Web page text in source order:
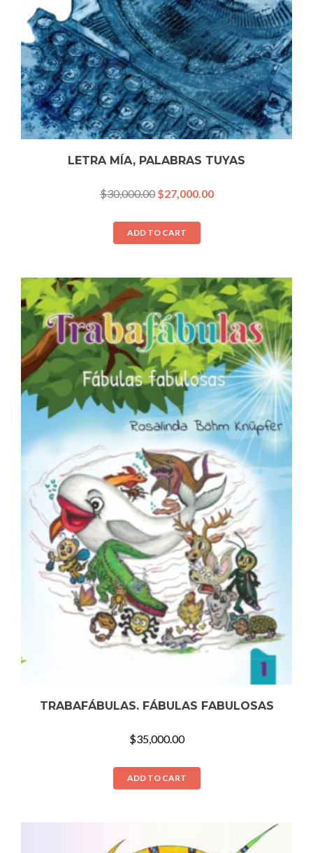
LETRA MÍA, PALABRAS TUYAS
$30,000.00 $27,000.00
ADD TO CART
TRABAFÁBULAS. FÁBULAS FABULOSAS
$35,000.00
ADD TO CART